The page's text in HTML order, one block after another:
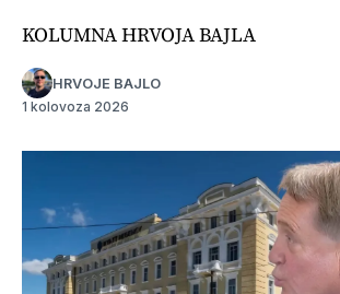
KOLUMNA HRVOJA BAJLA
HRVOJE BAJLO
1 kolovoza 2026